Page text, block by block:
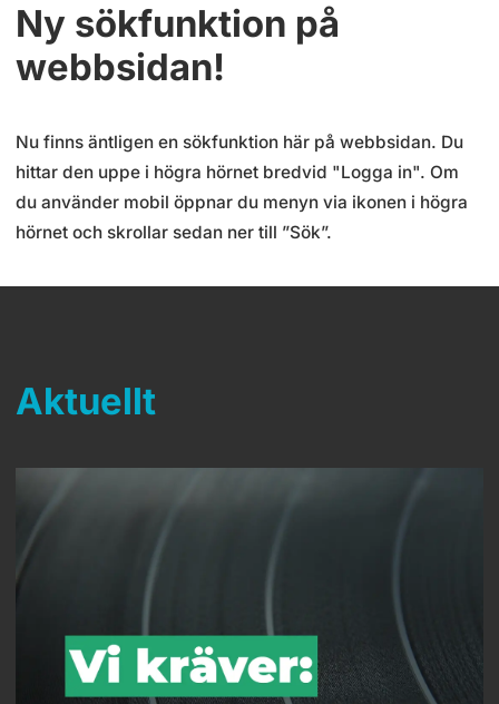
Ny sökfunktion på
webbsidan!
Nu finns äntligen en sökfunktion här på webbsidan. Du
hittar den uppe i högra hörnet bredvid "Logga in". Om
du använder mobil öppnar du menyn via ikonen i högra
hörnet och skrollar sedan ner till ”Sök”.
Aktuellt